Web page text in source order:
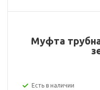
Муфта
Есть в наличии